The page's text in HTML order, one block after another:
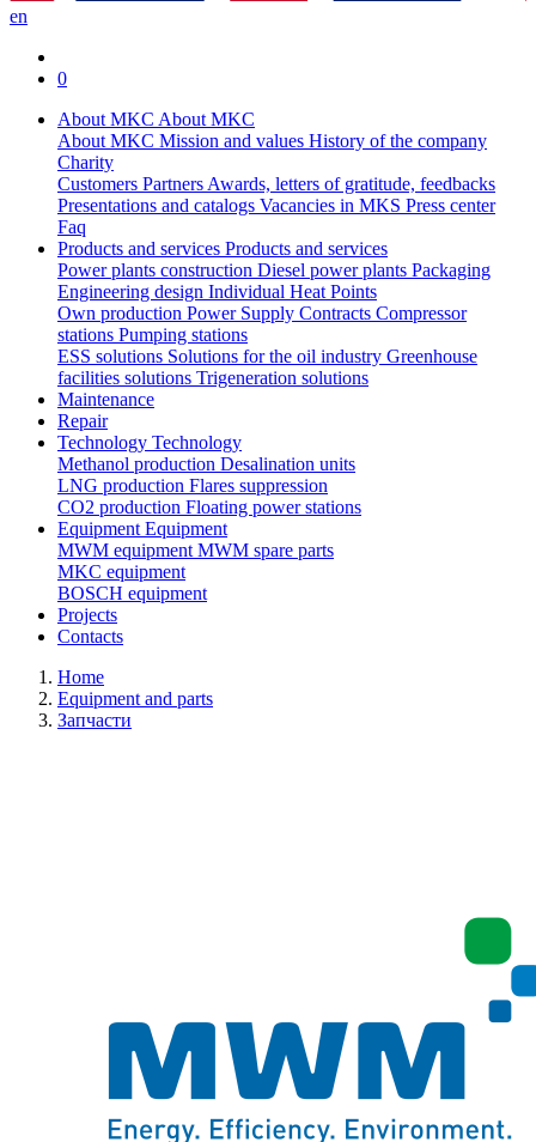
en
0
About MKC About MKC
About MKC Mission and values History of the company
Charity
Customers PartnersAwards, letters of gratitude, feedbacks
Presentations and catalogs Vacancies in MKS Press center
Faq
Products and services Products and services
Power plants construction Diesel power plants Packaging
Engineering design Individual Heat Points
Own production Power Supply Contracts Compressor
stations Pumping stations
ESS solutions Solutions for the oil industry Greenhouse
facilities solutions Trigeneration solutions
Maintenance
Repair
Technology Technology
Methanol production Desalination units
LNG production Flares suppression
СО2 production Floating power stations
EquipmentEquipment
MWM equipmentMWM spare parts
MKC equipment
BOSCH equipment
Projects
Contacts
Home
Equipment and parts
Запчасти